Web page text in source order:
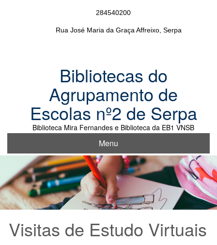
284540200
Rua José Maria da Graça Affreixo, Serpa
Bibliotecas do
Agrupamento de
Escolas nº2 de Serpa
Biblioteca Mira Fernandes e Biblioteca da EB1 VNSB
Menu
Visitas de Estudo Virtuais